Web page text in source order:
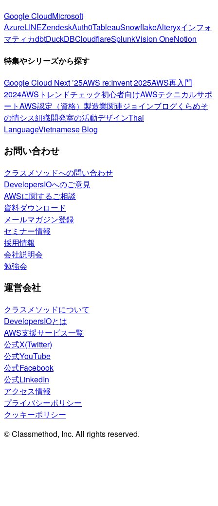
Google CloudMicrosoft
AzureLINEZendeskAuth0TableauSnowflakeAlteryxインフォ
マティカdbtDuckDBCloudflareSplunkVision OneNotion
特集やシリーズから探す
Google Cloud Next ’25AWS re:Invent 2025AWS再入門
2024AWSトレンドチェック初心者向けAWSテクニカルサポ
ートAWS認定（資格） 製造業関連ジョインブログくらめそ
の情シス組織開発室の活動デザインThai
LanguageVietnamese Blog
お問い合わせ
クラスメソッドへの問い合わせ
DevelopersIOへのご意見
AWSに関するご相談
資料ダウンロード
メールマガジン登録
セミナー情報
採用情報
会社説明会
勉強会
運営会社
クラスメソッドについて
DevelopersIOとは
AWS支援サービス一覧
公式X(Twitter)
公式YouTube
公式Facebook
公式LinkedIn
アクセス情報
プライバシーポリシー
クッキーポリシー
© Classmethod, Inc. All rights reserved.